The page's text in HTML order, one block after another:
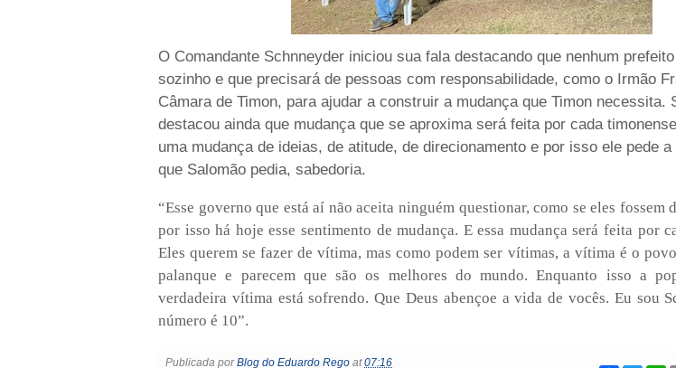
O Comandante Schnneyder iniciou sua fala destacando que nenhum
sozinho e que precisará de pessoas com responsabilidade, como o Irmão
Câmara de Timon, para ajudar a construir a mudança que Timon necessita.
destacou ainda que mudança que se aproxima será feita por cada
uma mudança de ideias, de atitude, de direcionamento e por isso ele pede
que Salomão pedia, sabedoria.
“Esse governo que está aí não aceita ninguém questionar, como se eles fossem
por isso há hoje esse sentimento de mudança. E essa mudança será feita por
Eles querem se fazer de vítima, mas como podem ser vítimas, a vítima é o
palanque e parecem que são os melhores do mundo. Enquanto isso a
verdadeira vítima está sofrendo. Que Deus abençoe a vida de vocês. Eu sou
número é 10”.
Publicada porBlog do Eduardo Rego at07:16